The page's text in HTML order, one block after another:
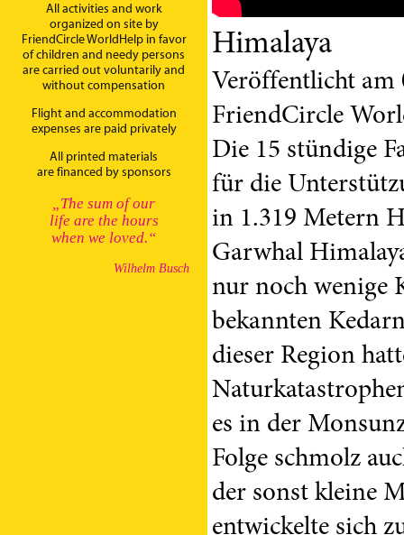
All activities and work
organized on site by
FriendCircle WorldHelp in favor
of children and needy persons
are carried out voluntarily and
without compensation
Flight and accommodation
expenses are paid privately
All printed materials
are financed by sponsors
„The sum of our
life are the hours
when we loved.“
Wilhelm Busch
Himalaya
Veröffentlicht am
FriendCircle
Die 15 stündige
für die
in 1.319 Metern
Garwhal
nur noch wenige
bekannten
dieser Region
es in der
Folge schmolz
der sonst kleine
entwickelte sich